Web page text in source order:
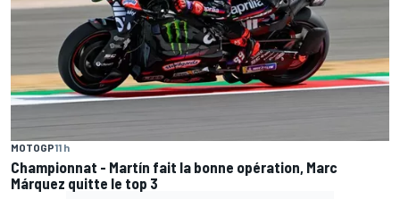
MOTOGP11 h
Championnat - Martín fait la bonne opération, Marc
Márquez quitte le top 3